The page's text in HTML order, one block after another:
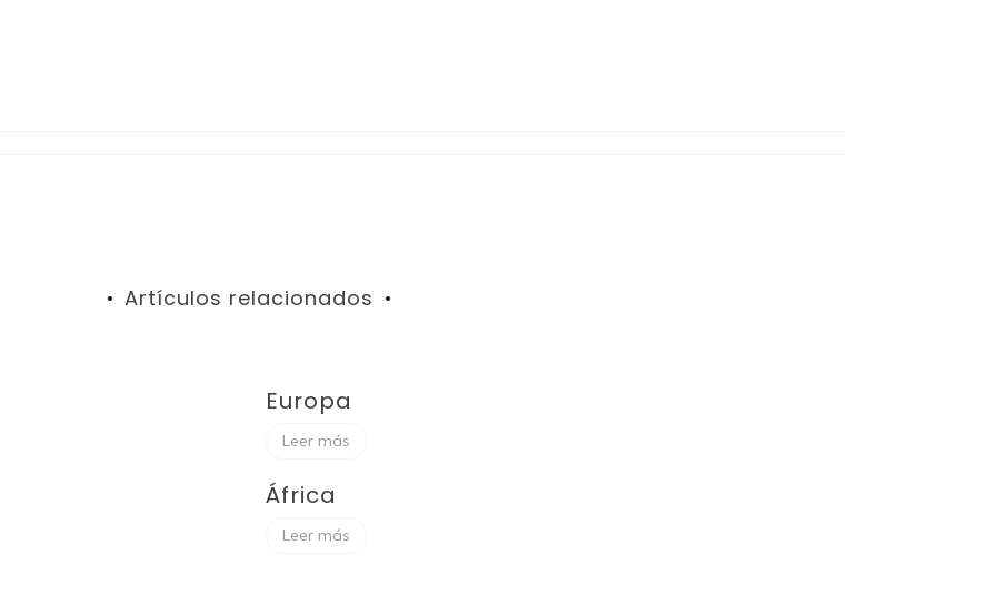
Artículos relacionados
Europa
Leer más
África
Leer más